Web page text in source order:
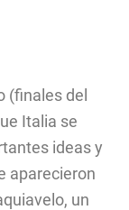
(finales del
Italia se
ideas y
aparecieron
un